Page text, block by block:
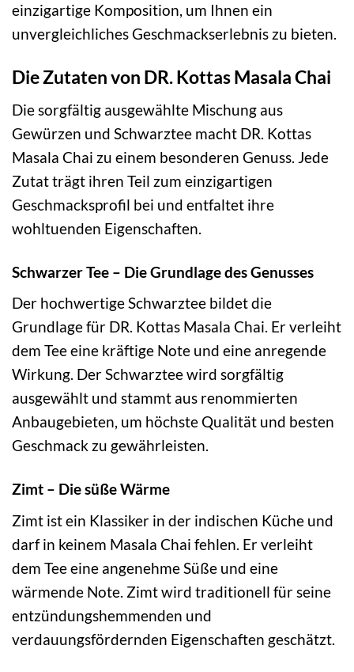
einzigartige Komposition, um Ihnen ein
unvergleichliches Geschmackserlebnis zu bieten.
Die Zutaten von DR. Kottas Masala Chai
Die sorgfältig ausgewählte Mischung aus
Gewürzen und Schwarztee macht DR. Kottas
Masala Chai zu einem besonderen Genuss. Jede
Zutat trägt ihren Teil zum einzigartigen
Geschmacksprofil bei und entfaltet ihre
wohltuenden Eigenschaften.
Schwarzer Tee – Die Grundlage des Genusses
Der hochwertige Schwarztee bildet die
Grundlage für DR. Kottas Masala Chai. Er verleiht
dem Tee eine kräftige Note und eine anregende
Wirkung. Der Schwarztee wird sorgfältig
ausgewählt und stammt aus renommierten
Anbaugebieten, um höchste Qualität und besten
Geschmack zu gewährleisten.
Zimt – Die süße Wärme
Zimt ist ein Klassiker in der indischen Küche und
darf in keinem Masala Chai fehlen. Er verleiht
dem Tee eine angenehme Süße und eine
wärmende Note. Zimt wird traditionell für seine
entzündungshemmenden und
verdauungsfördernden Eigenschaften geschätzt.